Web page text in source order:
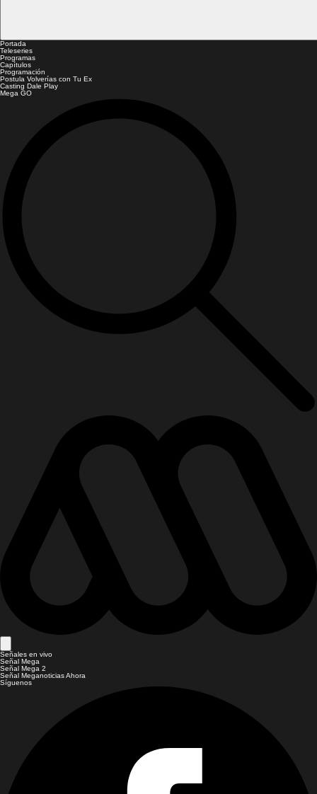
Portada
Teleseries
Programas
Capítulos
Programación
Postula Volverías con Tu Ex
Casting Dale Play
Mega GO
Señales en vivo
Señal Mega
Señal Mega 2
Señal Meganoticias Ahora
Síguenos